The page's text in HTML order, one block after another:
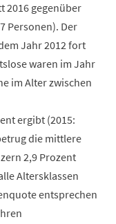
2016 gegenüber
Personen). Der
Jahr 2012 fort
waren im Jahr
im Alter zwischen
ergibt (2015:
die mittlere
2,9 Prozent
Altersklassen
entsprechen